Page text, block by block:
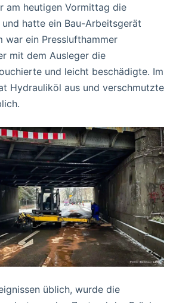
am heutigen Vormittag die
hatte ein Bau-Arbeitsgerät
war ein Presslufthammer
mit dem Ausleger die
und leicht beschädigte. Im
Hydrauliköl aus und verschmutzte
üblich, wurde die